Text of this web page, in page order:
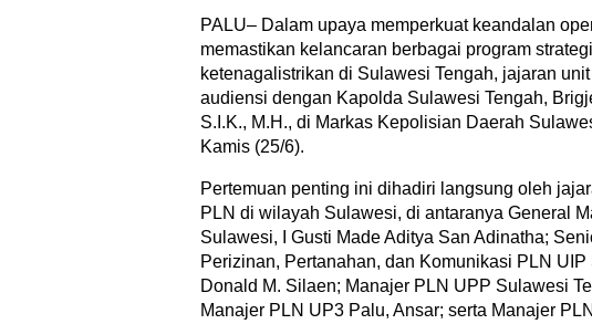
PALU– Dalam upaya memperkuat keandalan
memastikan kelancaran berbagai program
ketenagalistrikan di Sulawesi Tengah, jajaran
audiensi dengan Kapolda Sulawesi Tengah,
S.I.K., M.H., di Markas Kepolisian Daerah
Kamis (25/6).
Pertemuan penting ini dihadiri langsung oleh
PLN di wilayah Sulawesi, di antaranya General
Sulawesi, I Gusti Made Aditya San Adinatha;
Perizinan, Pertanahan, dan Komunikasi PLN
Donald M. Silaen; Manajer PLN UPP Sulawesi
Manajer PLN UP3 Palu, Ansar; serta Manajer